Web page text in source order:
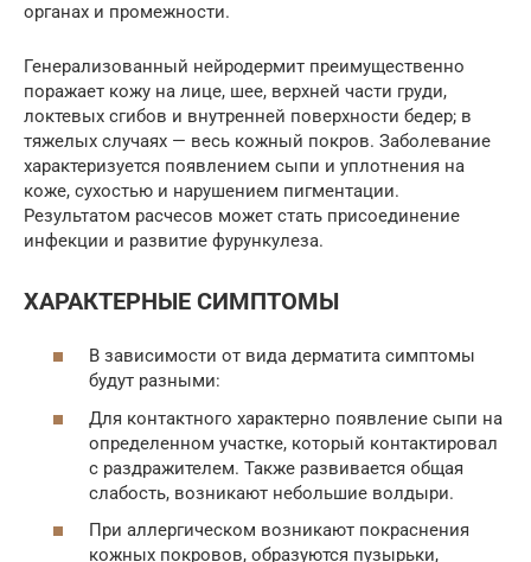
органах и промежности.
Генерализованный нейродермит преимущественно
поражает кожу на лице, шее, верхней части груди,
локтевых сгибов и внутренней поверхности бедер; в
тяжелых случаях — весь кожный покров. Заболевание
характеризуется появлением сыпи и уплотнения на
коже, сухостью и нарушением пигментации.
Результатом расчесов может стать присоединение
инфекции и развитие фурункулеза.
ХАРАКТЕРНЫЕ СИМПТОМЫ
В зависимости от вида дерматита симптомы
будут разными:
Для контактного характерно появление сыпи на
определенном участке, который контактировал
с раздражителем. Также развивается общая
слабость, возникают небольшие волдыри.
При аллергическом возникают покраснения
кожных покровов, образуются пузырьки,